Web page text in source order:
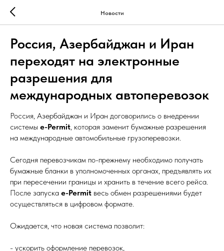
Новости
Россия, Азербайджан и Иран
переходят на электронные
разрешения для
международных автоперевозок
Россия, Азербайджан и Иран договорились о внедрении
системы e-Permit, которая заменит бумажные разрешения
на международные автомобильные грузоперевозки.
Сегодня перевозчикам по-прежнему необходимо получать
бумажные бланки в уполномоченных органах, предъявлять их
при пересечении границы и хранить в течение всего рейса.
После запуска e-Permit весь обмен разрешениями будет
осуществляться в цифровом формате.
Ожидается, что новая система позволит:
- ускорить оформление перевозок,